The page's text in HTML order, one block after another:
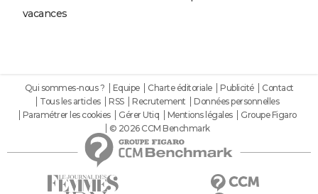
vacances
Qui sommes-nous ? Equipe Charte éditoriale Publicité
Contact
Tous les articles
RSS Recrutement
Données personnelles
Paramétrer les cookies
Gérer Utiq Mentions légales
Groupe Figaro
© 2026 CCM Benchmark